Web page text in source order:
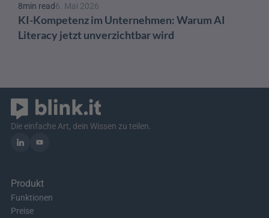
8min read6. Mai 2026
KI-Kompetenz im Unternehmen: Warum AI
Literacy jetzt unverzichtbar wird
Die einfache Art, dein Wissen zu teilen.
Produkt
Funktionen
Preise